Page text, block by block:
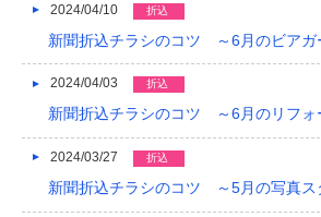
2024/04/10 折込
新聞折込チラシのコツ ～6月のビアガ
2024/04/03 折込
新聞折込チラシのコツ ～6月のリフォ
2024/03/27 折込
新聞折込チラシのコツ ～5月の写真ス